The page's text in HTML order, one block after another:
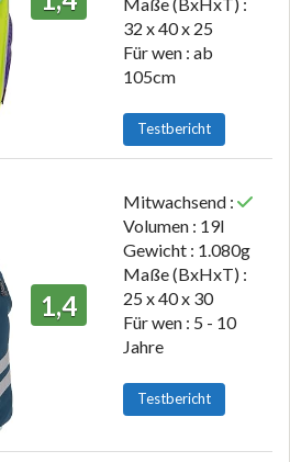
32 x 40 x 25
Für wen : ab
105cm
Testbericht
1,4
Mitwachsend :
Volumen : 19l
Gewicht : 1.080g
Maße (BxHxT) :
25 x 40 x 30
Für wen : 5 - 10
Jahre
Testbericht